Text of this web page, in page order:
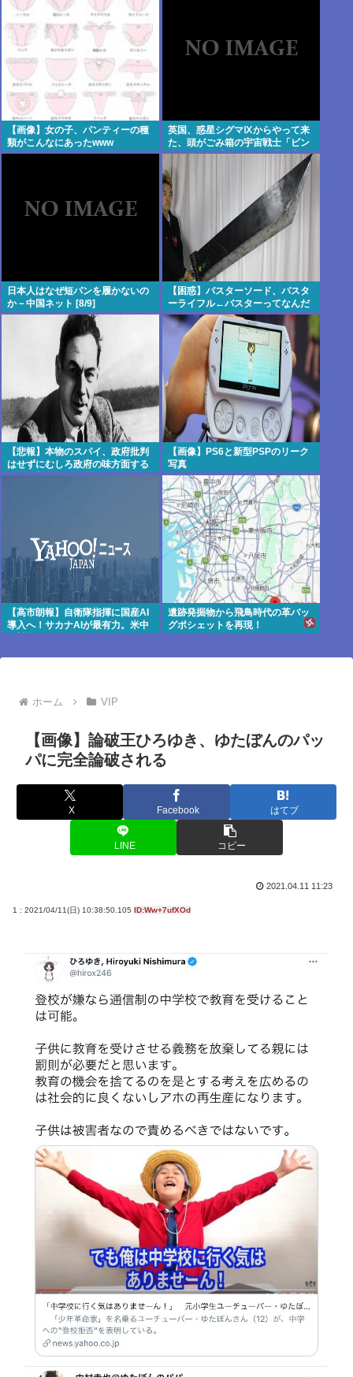
【画像】女の子、パンティーの種
類がこんなにあったwww
英国、惑星シグマⅨからやって来
た、頭がごみ箱の宇宙戦士「ビン
フェイス伯爵」が下院補選に出馬
日本人はなぜ短パンを履かないの
か－中国ネット [8/9]
【困惑】バスターソード、バスタ
ーライフル←バスターってなんだ
よ
【悲報】本物のスパイ、政府批判
はせずにむしろ政府の味方面する
ことが判明
【画像】PS6と新型PSPのリーク
写真
【高市朗報】自衛隊指揮に国産AI
導入へ！サカナAIが最有力。米中
遺跡発掘物から飛鳥時代の革バッ
グポシェットを再現！
ホーム VIP
【画像】論破王ひろゆき、ゆたぼんのパッ
パに完全論破される
X Facebook はてブ
LINE コピー
2021.04.11 11:23
1 : 2021/04/11(日) 10:38:50.105 ID:Ww+7ufXOd